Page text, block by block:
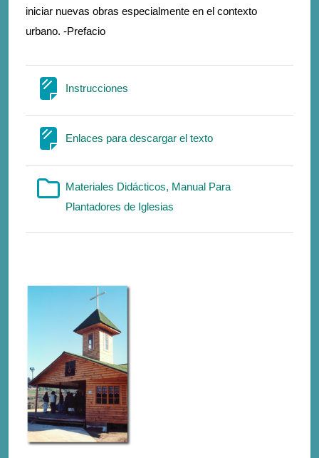
iniciar nuevas obras especialmente en el contexto
urbano. -Prefacio
Instrucciones
Enlaces para descargar el textoΣελίδα
Materiales Didácticos, Manual Para
Plantadores de Iglesias